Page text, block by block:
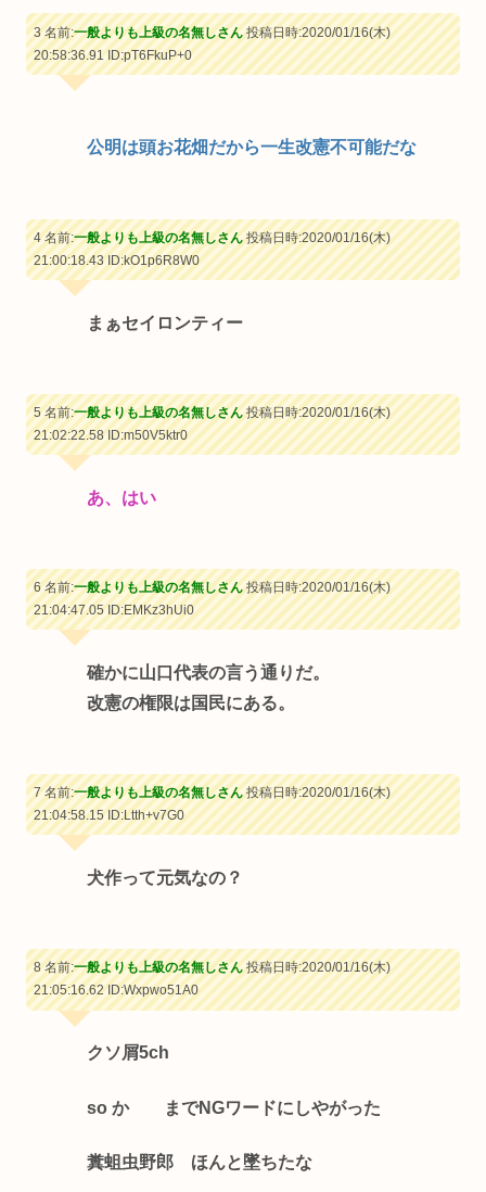
3 名前:一般よりも上級の名無しさん投稿日時:2020/01/16(木)
20:58:36.91ID:pT6FkuP+0
公明は頭お花畑だから一生改憲不可能だな
4 名前:一般よりも上級の名無しさん投稿日時:2020/01/16(木)
21:00:18.43ID:kO1p6R8W0
まぁセイロンティー
5 名前:一般よりも上級の名無しさん投稿日時:2020/01/16(木)
21:02:22.58ID:m50V5ktr0
あ、はい
6 名前:一般よりも上級の名無しさん投稿日時:2020/01/16(木)
21:04:47.05ID:EMKz3hUi0
確かに山口代表の言う通りだ。
改憲の権限は国民にある。
7 名前:一般よりも上級の名無しさん投稿日時:2020/01/16(木)
21:04:58.15ID:Ltth+v7G0
犬作って元気なの？
8 名前:一般よりも上級の名無しさん投稿日時:2020/01/16(木)
21:05:16.62ID:Wxpwo51A0
クソ屑5ch
so か までNGワードにしやがった
糞蛆虫野郎 ほんと墜ちたな